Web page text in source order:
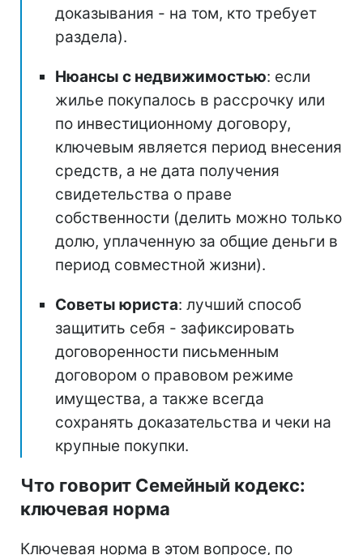
доказывания - на том, кто требует
раздела).
Нюансы с недвижимостью: если
жилье покупалось в рассрочку или
по инвестиционному договору,
ключевым является период внесения
средств, а не дата получения
свидетельства о праве
собственности (делить можно только
долю, уплаченную за общие деньги в
период совместной жизни).
Советы юриста: лучший способ
защитить себя - зафиксировать
договоренности письменным
договором о правовом режиме
имущества, а также всегда
сохранять доказательства и чеки на
крупные покупки.
Что говорит Семейный кодекс:
ключевая норма
Ключевая норма в этом вопросе, по